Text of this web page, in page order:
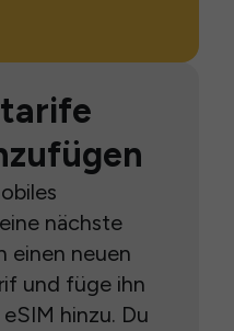
nächste
einen neuen
und füge ihn
hinzu. Du